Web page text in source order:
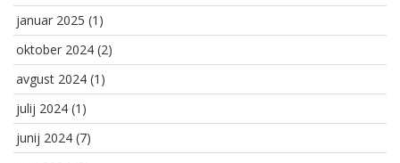
januar 2025 (1)
oktober 2024 (2)
avgust 2024 (1)
julij 2024 (1)
junij 2024 (7)